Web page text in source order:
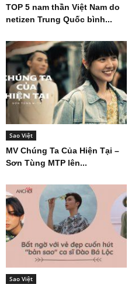
TOP 5 nam thần Việt Nam do
netizen Trung Quốc bình...
Sao Việt
MV Chúng Ta Của Hiện Tại –
Sơn Tùng MTP lên...
Sao Việt